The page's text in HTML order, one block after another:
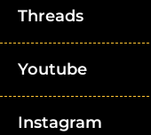
Threads
Youtube
Instagram